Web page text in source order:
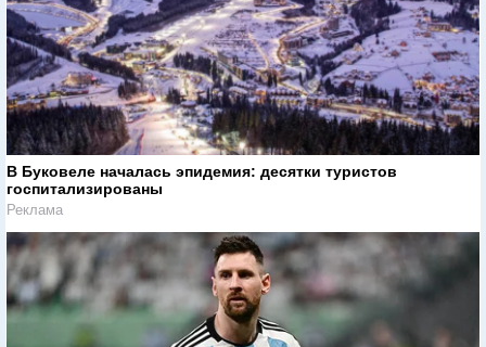
В Буковеле началась эпидемия: десятки туристов
госпитализированы
Реклама